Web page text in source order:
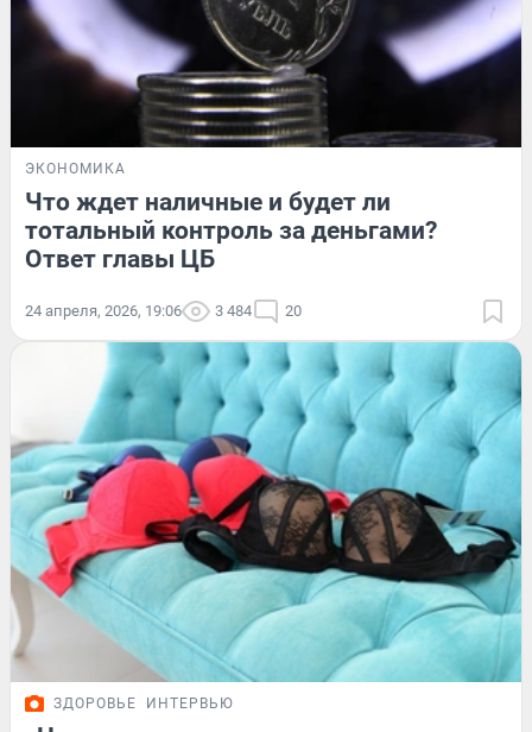
ЭКОНОМИКА
Что ждет наличные и будет ли
тотальный контроль за деньгами?
Ответ главы ЦБ
24 апреля, 2026, 19:06 3 484 20
ЗДОРОВЬЕ ИНТЕРВЬЮ